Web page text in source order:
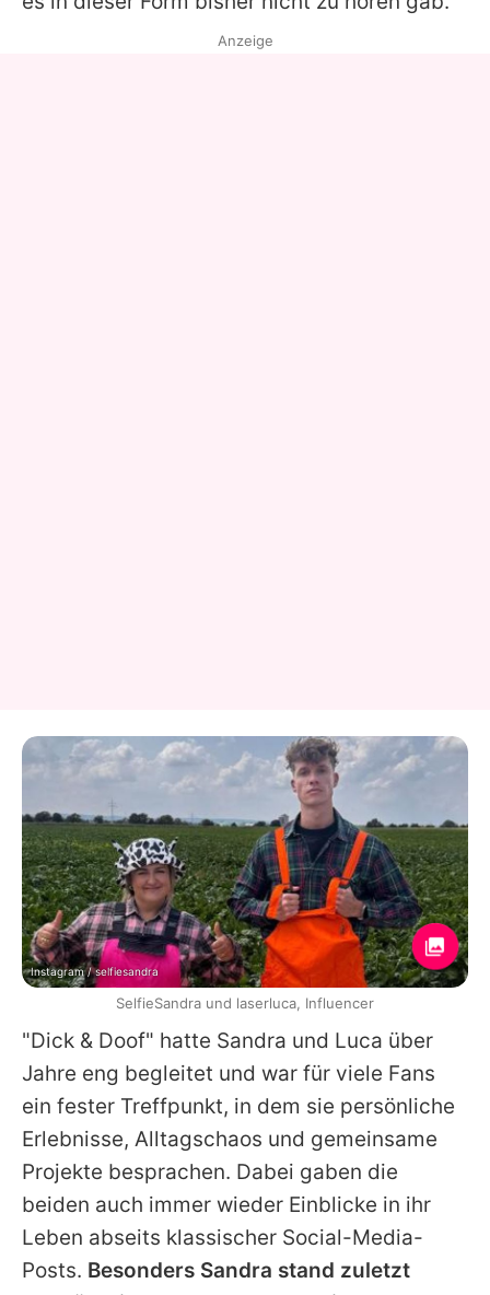
"Dick & Doof" hatte Sandra und Luca über
Jahre eng begleitet und war für viele Fans
ein fester Treffpunkt, in dem sie persönliche
Erlebnisse, Alltagschaos und gemeinsame
Projekte besprachen. Dabei gaben die
beiden auch immer wieder Einblicke in ihr
Leben abseits klassischer Social-Media-
Posts. Besonders Sandra stand zuletzt
Anzeige
Instagram / selfiesandra
SelfieSandra und laserluca, Influencer